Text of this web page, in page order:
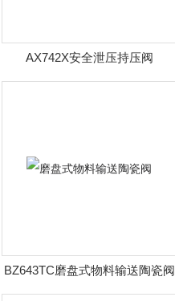
AX742X安全泄压持压阀
BZ643TC磨盘式物料输送陶瓷阀